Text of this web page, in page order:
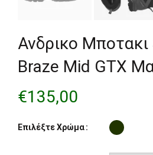
Ανδρικο
Braze Mid GTX
€135,00
Επιλέξτε Χρώμα